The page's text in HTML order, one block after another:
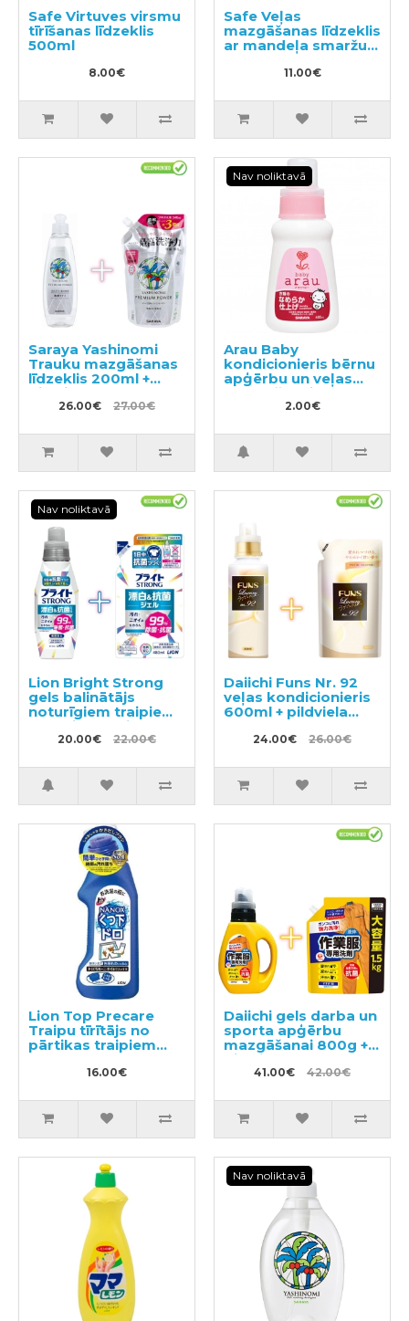
Safe Virtuves virsmu
tīrīšanas līdzeklis
500ml
8.00€
Safe Veļas
mazgāšanas līdzeklis
ar mandeļa smaržu
11.00€
Saraya Yashinomi
Trauku mazgāšanas
līdzeklis 200ml +
pildviela 540ml
26.00€ 27.00€
Nav noliktavā
Arau Baby
kondicionieris bērnu
apģērbu un veļas
mazgāšanai,
paraugs 50ml
2.00€
Nav noliktavā
Lion Bright Strong
gels balinātājs
noturīgiem traipiem
ar antibakteriālu
efektu 510ml +
20.00€ 22.00€
Daiichi Funs Nr. 92
veļas kondicionieris
600ml + pildviela
24.00€ 26.00€
Lion Top Precare
Traipu tīrītājs no
pārtikas traipiem
16.00€
Daiichi gels darba un
sporta apģērbu
mazgāšanai 800g +
pildviela 1.5kg
41.00€ 42.00€
Nav noliktavā